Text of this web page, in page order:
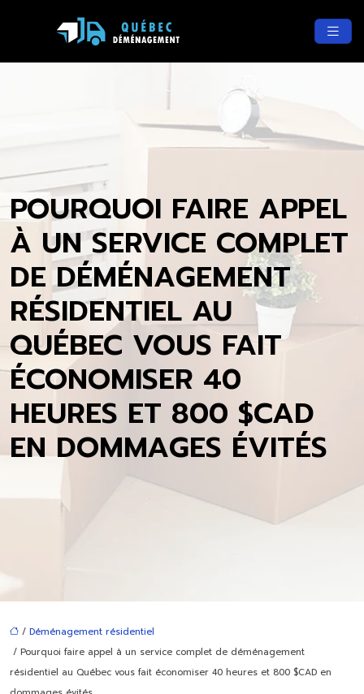
POURQUOI FAIRE APPEL
À UN SERVICE COMPLET
DE DÉMÉNAGEMENT
RÉSIDENTIEL AU
QUÉBEC VOUS FAIT
ÉCONOMISER 40
HEURES ET 800 $CAD
EN DOMMAGES ÉVITÉS
/ Déménagement résidentiel
/ Pourquoi faire appel à un service complet de déménagement
résidentiel au Québec vous fait économiser 40 heures et 800 $CAD en